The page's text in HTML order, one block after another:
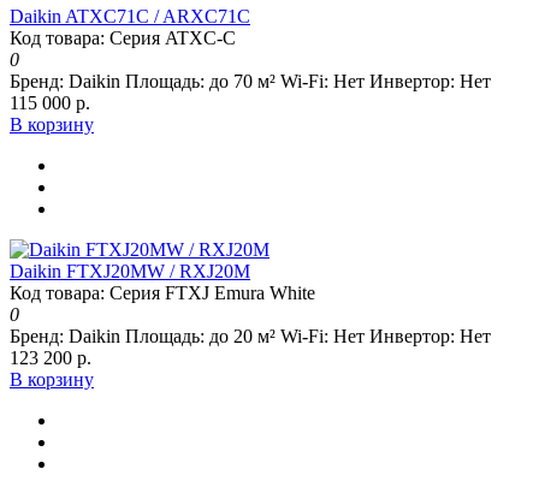
Daikin ATXC71C / ARXC71C
Код товара: Серия ATXC-C
0
Бренд: Daikin Площадь: до 70 м² Wi-Fi: Нет Инвертор: Нет
115 000 р.
В корзину
Daikin FTXJ20MW / RXJ20M
Код товара: Серия FTXJ Emura White
0
Бренд: Daikin Площадь: до 20 м² Wi-Fi: Нет Инвертор: Нет
123 200 р.
В корзину